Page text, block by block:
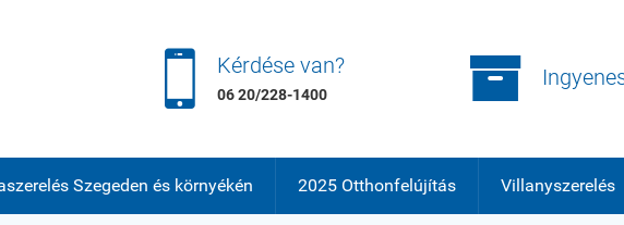
 Kérdése van?
06 20/228-1400 
Szegeden és környékén 2025 Otthonfelújítás Villanyszerelés